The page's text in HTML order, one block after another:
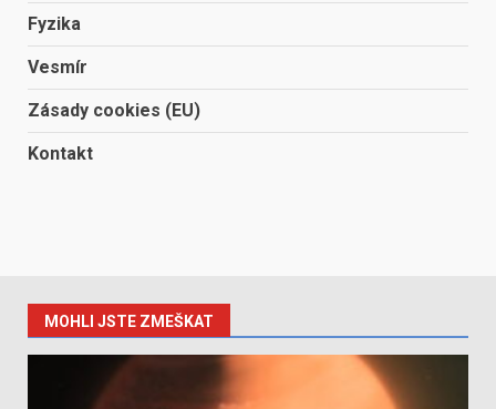
Fyzika
Vesmír
Zásady cookies (EU)
Kontakt
MOHLI JSTE ZMEŠKAT